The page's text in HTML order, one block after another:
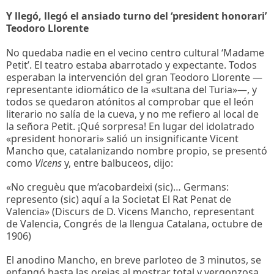
Y llegó, llegó el ansiado turno del ‘president honorari’
Teodoro Llorente
No quedaba nadie en el vecino centro cultural ‘Madame
Petit’. El teatro estaba abarrotado y expectante. Todos
esperaban la intervención del gran Teodoro Llorente —
representante idiomático de la «sultana del Turia»—, y
todos se quedaron atónitos al comprobar que el león
literario no salía de la cueva, y no me refiero al local de
la señora Petit. ¡Qué sorpresa! En lugar del idolatrado
«president honorari» salió un insignificante Vicent
Mancho que, catalanizando nombre propio, se presentó
como Vicensy, entre balbuceos, dijo:
«No creguèu que m’acobardeixi (sic)… Germans:
represento (sic) aquí a la Societat El Rat Penat de
Valencia» (Discurs de D. Vicens Mancho, representant
de Valencia, Congrés de la llengua Catalana, octubre de
1906)
El anodino Mancho, en breve parloteo de 3 minutos, se